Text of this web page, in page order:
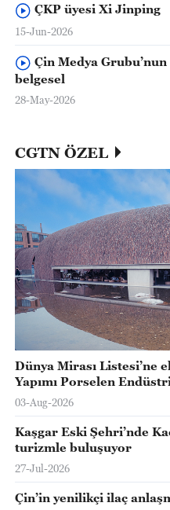
ÇKP üyesi Xi Jinping
15-Jun-2026
Çin Medya
belgesel
28-May-2026
CGTN ÖZEL
Dünya Mirası Listesi’ne
Yapımı Porselen
03-Aug-2026
Kaşgar Eski Şehri’nde
turizmle buluşuyor
27-Jul-2026
Çin’in yenilikçi ilaç